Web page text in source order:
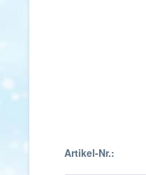
Artikel-Nr.: